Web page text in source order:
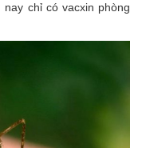
chỉ có vacxin phòng